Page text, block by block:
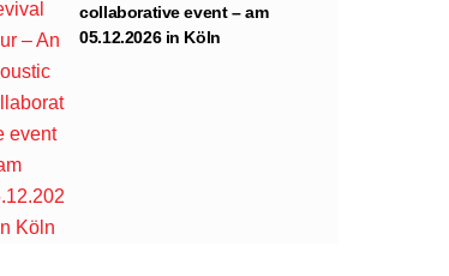
collaborative event – am
05.12.2026 in Köln